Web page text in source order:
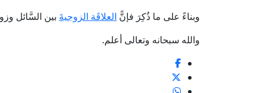
وبناءً على ما ذُكِرَ فإنًّ العلاقَة الزوجيةَ بين السَّائل
والله سبحانه وتعالى أعلم.